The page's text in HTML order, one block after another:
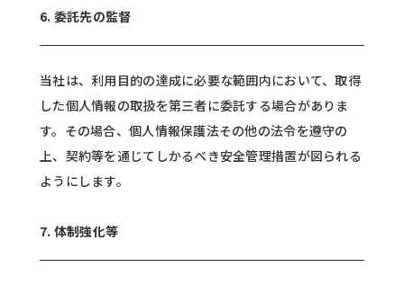
6. 委託先の監督
当社は、利用目的の達成に必要な範囲内において、取得
した個人情報の取扱を第三者に委託する場合がありま
す。その場合、個人情報保護法その他の法令を遵守の
上、契約等を通じてしかるべき安全管理措置が図られる
ようにします。
7. 体制強化等